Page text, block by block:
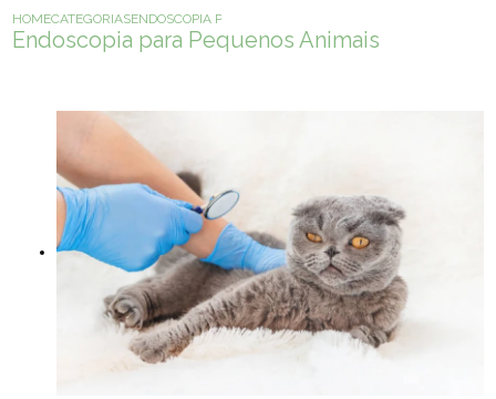
HOMECATEGORIASENDOSCOPIA PARA PEQUENOS ANIMAIS
Endoscopia para Pequenos Animais